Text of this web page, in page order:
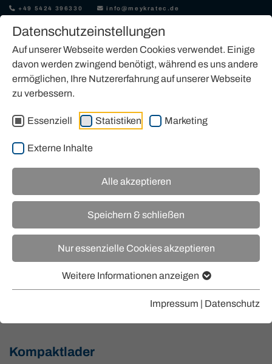
Datenschutzeinstellungen
Auf unserer Webseite werden Cookies verwendet. Einige
davon werden zwingend benötigt, während es uns andere
ermöglichen, Ihre Nutzererfahrung auf unserer Webseite
zu verbessern.
Essenziell Statistiken Marketing
Externe Inhalte
Alle akzeptieren
Speichern & schließen
Nur essenzielle Cookies akzeptieren
Weitere Informationen anzeigen
Impressum | Datenschutz
+49 5424 396330 info@meykratec.de
Kompaktlader